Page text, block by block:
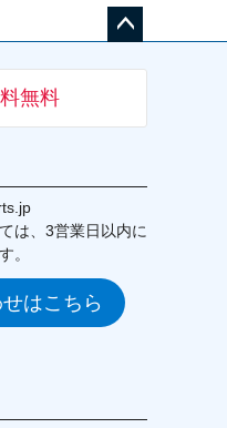
へ
無料
は、3営業日以内に
。
はこちら